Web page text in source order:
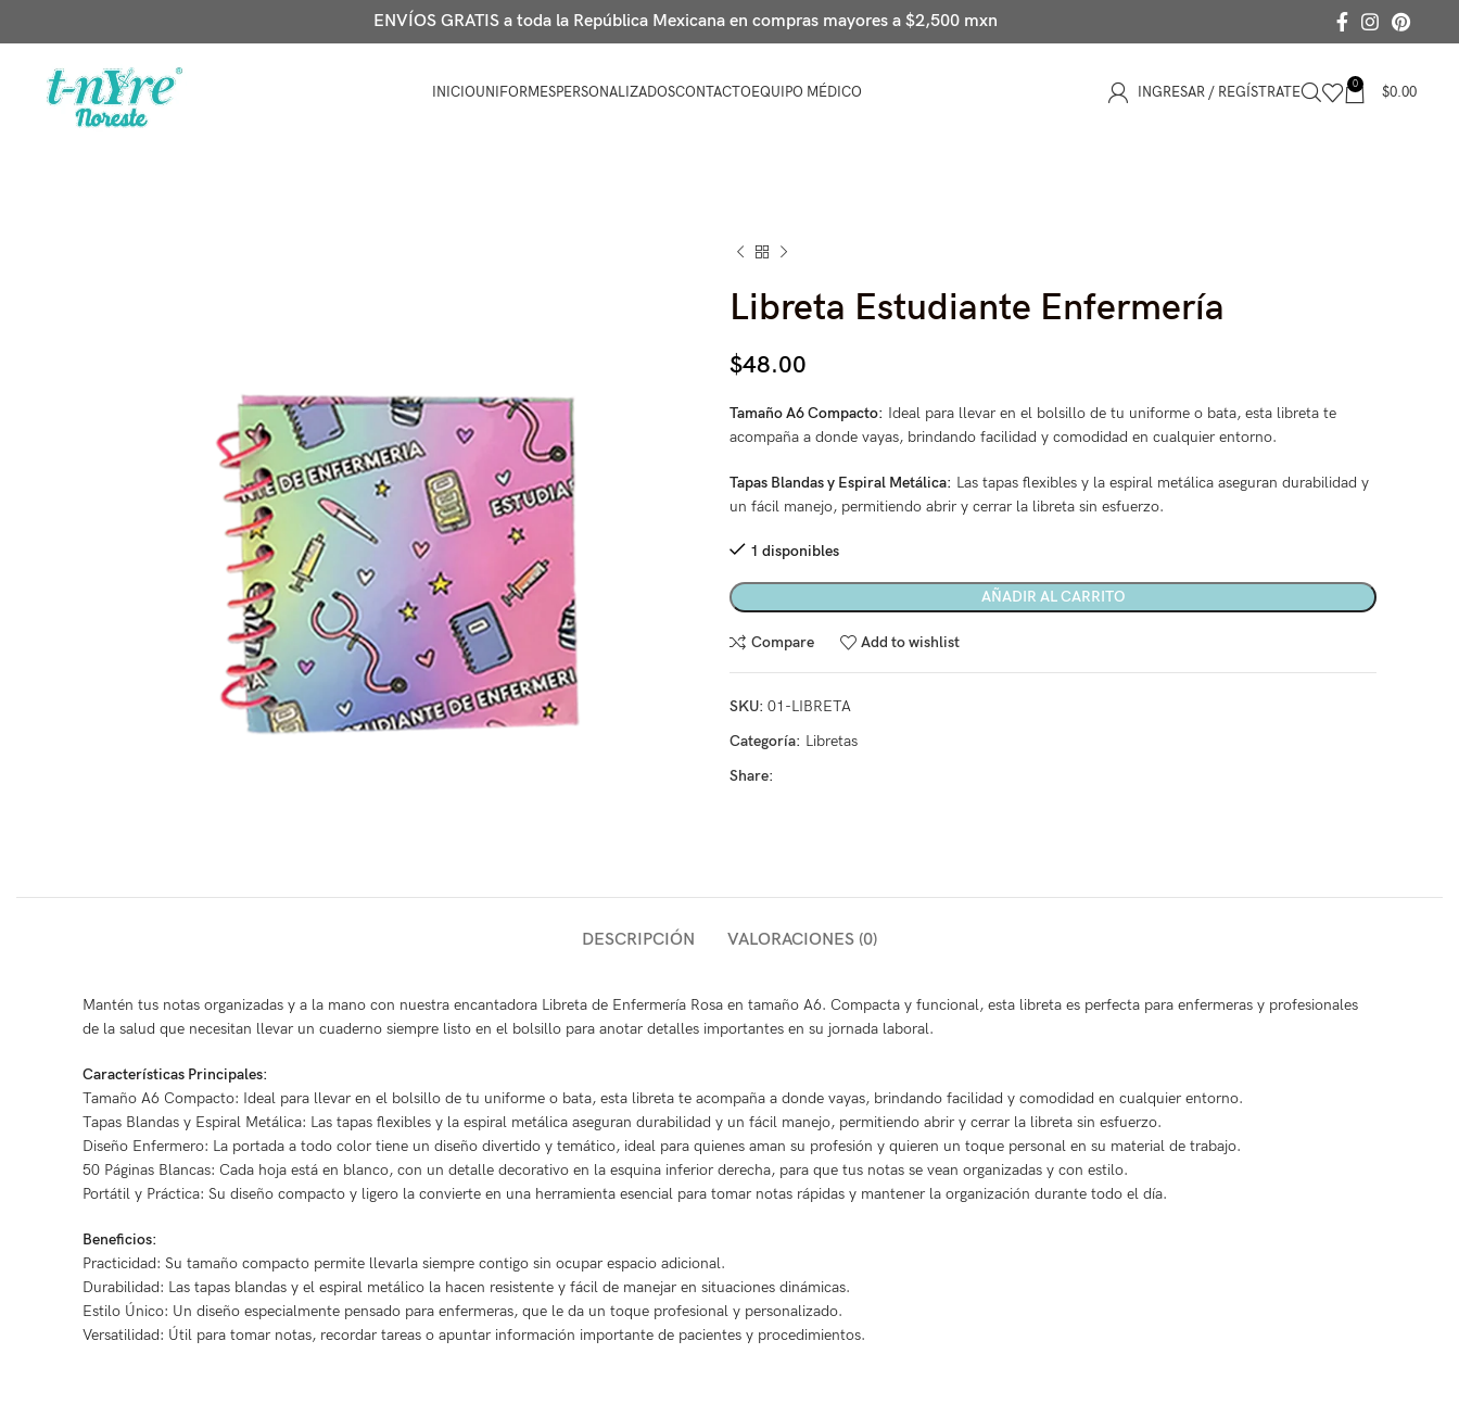
ENVÍOS GRATIS a toda la República Mexicana en compras mayores a $2,500 mxn
INICIOUNIFORMESPERSONALIZADOSCONTACTOEQUIPO MÉDICO INGRESAR / REGÍSTRATE 0 $0.00
Libreta Estudiante Enfermería
$48.00
Tamaño A6 Compacto: Ideal para llevar en el bolsillo de tu uniforme o bata, esta libreta te
acompaña a donde vayas, brindando facilidad y comodidad en cualquier entorno.
Tapas Blandas y Espiral Metálica: Las tapas flexibles y la espiral metálica aseguran durabilidad y
un fácil manejo, permitiendo abrir y cerrar la libreta sin esfuerzo.
1 disponibles
AÑADIR AL CARRITO
Compare Add to wishlist
SKU: 01-LIBRETA
Categoría: Libretas
Share:
DESCRIPCIÓN VALORACIONES (0)
Mantén tus notas organizadas y a la mano con nuestra encantadora Libreta de Enfermería Rosa en tamaño A6. Compacta y funcional, esta libreta es perfecta para enfermeras y profesionales
de la salud que necesitan llevar un cuaderno siempre listo en el bolsillo para anotar detalles importantes en su jornada laboral.
Características Principales:
Tamaño A6 Compacto: Ideal para llevar en el bolsillo de tu uniforme o bata, esta libreta te acompaña a donde vayas, brindando facilidad y comodidad en cualquier entorno.
Tapas Blandas y Espiral Metálica: Las tapas flexibles y la espiral metálica aseguran durabilidad y un fácil manejo, permitiendo abrir y cerrar la libreta sin esfuerzo.
Diseño Enfermero: La portada a todo color tiene un diseño divertido y temático, ideal para quienes aman su profesión y quieren un toque personal en su material de trabajo.
50 Páginas Blancas: Cada hoja está en blanco, con un detalle decorativo en la esquina inferior derecha, para que tus notas se vean organizadas y con estilo.
Portátil y Práctica: Su diseño compacto y ligero la convierte en una herramienta esencial para tomar notas rápidas y mantener la organización durante todo el día.
Beneficios:
Practicidad: Su tamaño compacto permite llevarla siempre contigo sin ocupar espacio adicional.
Durabilidad: Las tapas blandas y el espiral metálico la hacen resistente y fácil de manejar en situaciones dinámicas.
Estilo Único: Un diseño especialmente pensado para enfermeras, que le da un toque profesional y personalizado.
Versatilidad: Útil para tomar notas, recordar tareas o apuntar información importante de pacientes y procedimientos.